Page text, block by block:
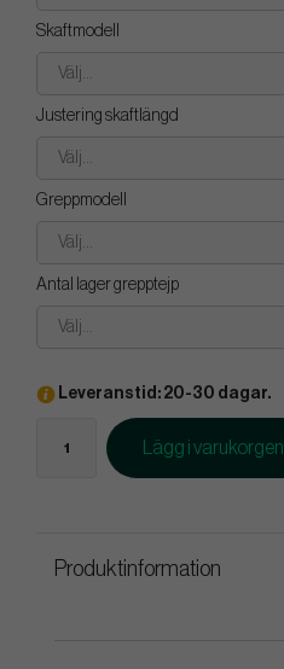
Skaftmodell
Välj...
Justering skaftlängd
Välj...
Greppmodell
Välj...
Antal lager grepptejp
Välj...
Leveranstid: 20-30 dagar.
Lägg i varukorgen
Produktinformation